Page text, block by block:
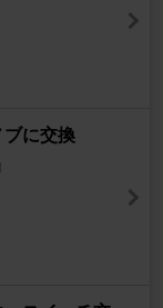
ブに交換